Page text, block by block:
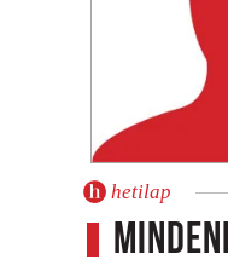
hetilap